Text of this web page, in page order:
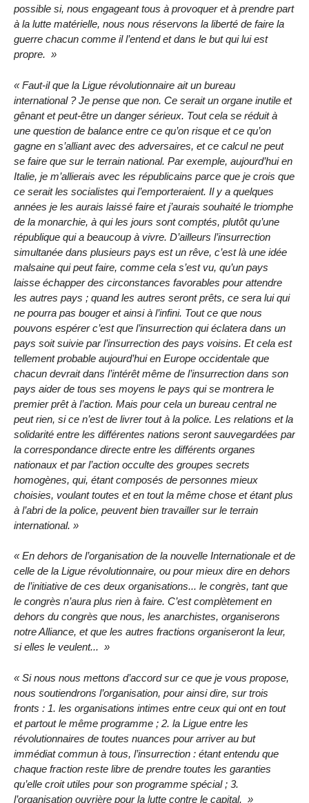
possible si, nous engageant tous à provoquer et à prendre part
à la lutte matérielle, nous nous réservons la liberté de faire la
guerre chacun comme il l’entend et dans le but qui lui est
propre.
Faut-il que la Ligue révolutionnaire ait un bureau
international ? Je pense que non. Ce serait un organe inutile et
gênant et peut-être un danger sérieux. Tout cela se réduit à
une question de balance entre ce qu’on risque et ce qu’on
gagne en s’alliant avec des adversaires, et ce calcul ne peut
se faire que sur le terrain national. Par exemple, aujourd’hui en
Italie, je m’allierais avec les républicains parce que je crois que
ce serait les socialistes qui l’emporteraient. Il y a quelques
années je les aurais laissé faire et j’aurais souhaité le triomphe
de la monarchie, à qui les jours sont comptés, plutôt qu’une
république qui a beaucoup à vivre. D’ailleurs l’insurrection
simultanée dans plusieurs pays est un rêve, c’est là une idée
malsaine qui peut faire, comme cela s’est vu, qu’un pays
laisse échapper des circonstances favorables pour attendre
les autres pays ; quand les autres seront prêts, ce sera lui qui
ne pourra pas bouger et ainsi à l’infini. Tout ce que nous
pouvons espérer c’est que l’insurrection qui éclatera dans un
pays soit suivie par l’insurrection des pays voisins. Et cela est
tellement probable aujourd’hui en Europe occidentale que
chacun devrait dans l’intérêt même de l’insurrection dans son
pays aider de tous ses moyens le pays qui se montrera le
premier prêt à l’action. Mais pour cela un bureau central ne
peut rien, si ce n’est de livrer tout à la police. Les relations et la
solidarité entre les différentes nations seront sauvegardées par
la correspondance directe entre les différents organes
nationaux et par l’action occulte des groupes secrets
homogènes, qui, étant composés de personnes mieux
choisies, voulant toutes et en tout la même chose et étant plus
à l’abri de la police, peuvent bien travailler sur le terrain
international.
En dehors de l’organisation de la nouvelle Internationale et de
celle de la Ligue révolutionnaire, ou pour mieux dire en dehors
de l’initiative de ces deux organisations... le congrès, tant que
le congrès n’aura plus rien à faire. C’est complètement en
dehors du congrès que nous, les anarchistes, organiserons
notre Alliance, et que les autres fractions organiseront la leur,
si elles le veulent...
Si nous nous mettons d’accord sur ce que je vous propose,
nous soutiendrons l’organisation, pour ainsi dire, sur trois
fronts : 1. les organisations intimes entre ceux qui ont en tout
et partout le même programme ; 2. la Ligue entre les
révolutionnaires de toutes nuances pour arriver au but
immédiat commun à tous, l’insurrection : étant entendu que
chaque fraction reste libre de prendre toutes les garanties
qu’elle croit utiles pour son programme spécial ; 3.
l’organisation ouvrière pour la lutte contre le capital.